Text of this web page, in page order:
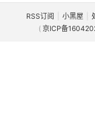
RSS订阅 小黑屋
( 京ICP备